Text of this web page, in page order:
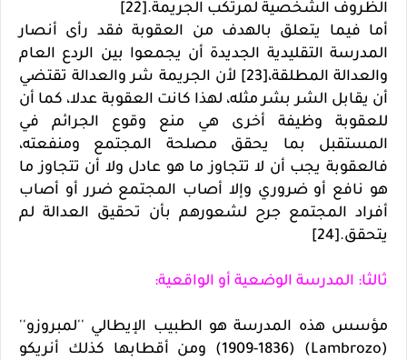
الظروف الشخصية لمرتكب الجريمة.[22]
أما فيما يتعلق بالهدف من العقوبة فقد رأى أنصار
المدرسة التقليدية الجديدة أن يجمعوا بين الردع العام
والعدالة المطلقة،[23] لأن الجريمة شر والعدالة تقتضي
أن يقابل الشر بشر مثله، لهذا كانت العقوبة عدلا، كما أن
للعقوبة وظيفة أخرى هي منع وقوع الجرائم في
المستقبل بما يحقق مصلحة المجتمع ومنفعته،
فالعقوبة يجب أن لا تتجاوز ما هو عادل ولا أن تتجاوز ما
هو نافع أو ضروري وإلا أصاب المجتمع ضرر أو أصاب
أفراد المجتمع جرح لشعورهم بأن تحقيق العدالة لم
يتحقق.[24]
ثالثا: المدرسة الوضعية أو الواقعية:
مؤسس هذه المدرسة هو الطبيب الإيطالي ''لمبروزو''
(Lambrozo) (1909-1836) ومن أقطابها كذلك أنريكو